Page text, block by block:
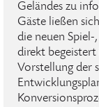
Geländes zu
Gäste ließen
die neuen
direkt begeistert
Vorstellung der